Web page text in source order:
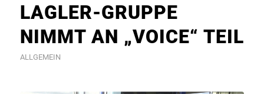
LAGLER-GRUPPE
NIMMT AN „VOICE“ TEIL
ALLGEMEIN